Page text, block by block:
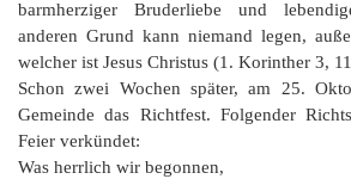
barmherziger Bruderliebe und
anderen Grund kann niemand legen,
welcher ist Jesus Christus (1. Korinther 3,
Schon zwei Wochen später, am 25.
Gemeinde das Richtfest. Folgender
Feier verkündet:
Was herrlich wir begonnen,